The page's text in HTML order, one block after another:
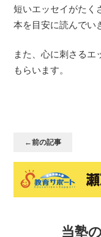
短いエッセイがたく
本を目安に読んでい
また、心に刺さるエ
もらいます。
←前の記事
当塾